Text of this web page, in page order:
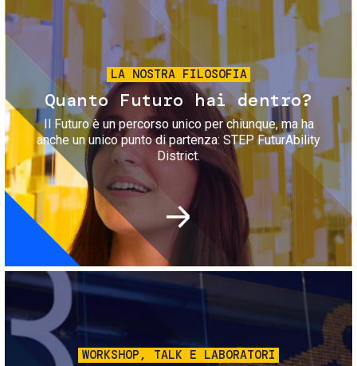
LA NOSTRA FILOSOFIA
Quanto Futuro hai dentro?
Il Futuro è un percorso unico per chiunque, ma ha
anche un unico punto di partenza: STEP FuturAbility
District.
Immagine
WORKSHOP, TALK E LABORATORI